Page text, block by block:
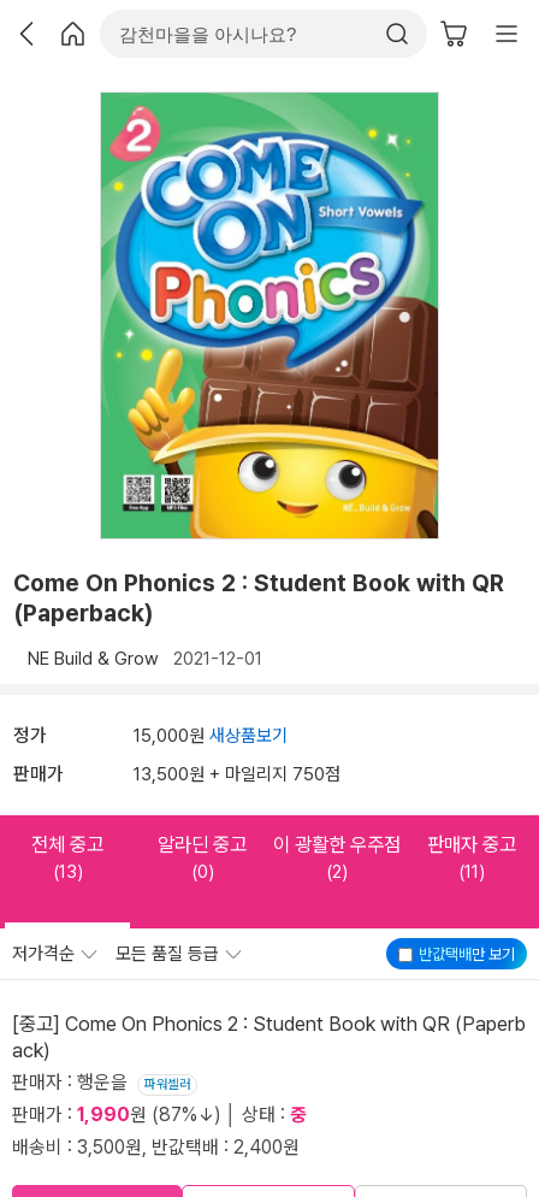
Come On Phonics 2 : Student Book with QR
(Paperback)
NE Build & Grow 2021-12-01
정가 15,000원 새상품보기
판매가 13,500원 + 마일리지 750점
전체 중고
(13)
알라딘 중고
(0)
이 광활한 우주점
(2)
판매자 중고
(11)
반값택배만 보기
저가격순 모든 품질 등급
[중고] Come On Phonics 2 : Student Book with QR (Paperb
ack)
판매자 : 행운을 파워셀러
판매가 : 1,990원 (87%↓) │ 상태 : 중
배송비 : 3,500원, 반값택배 : 2,400원